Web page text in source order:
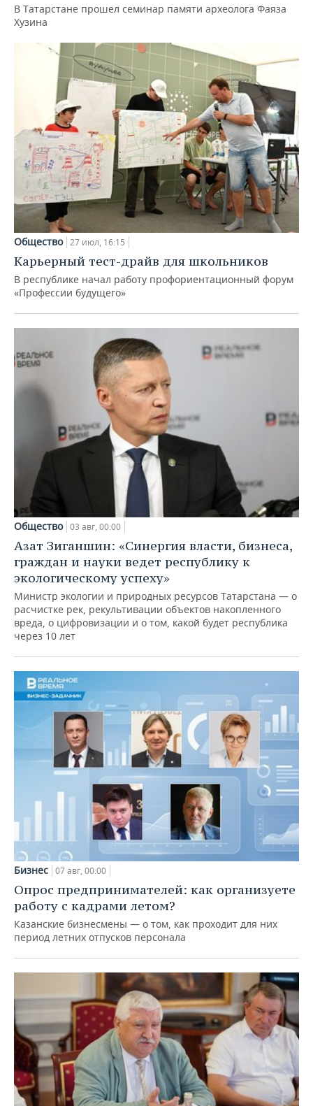
В Татарстане прошел семинар памяти археолога Фаяза
Хузина
Общество 27 июл, 16:15
Карьерный тест-драйв для школьников
В республике начал работу профориентационный форум
«Профессии будущего»
Общество 03 авг, 00:00
Азат Зиганшин: «Синергия власти, бизнеса,
граждан и науки ведет республику к
экологическому успеху»
Министр экологии и природных ресурсов Татарстана — о
расчистке рек, рекультивации объектов накопленного
вреда, о цифровизации и о том, какой будет республика
через 10 лет
Бизнес 07 авг, 00:00
Опрос предпринимателей: как организуете
работу с кадрами летом?
Казанские бизнесмены — о том, как проходит для них
период летних отпусков персонала